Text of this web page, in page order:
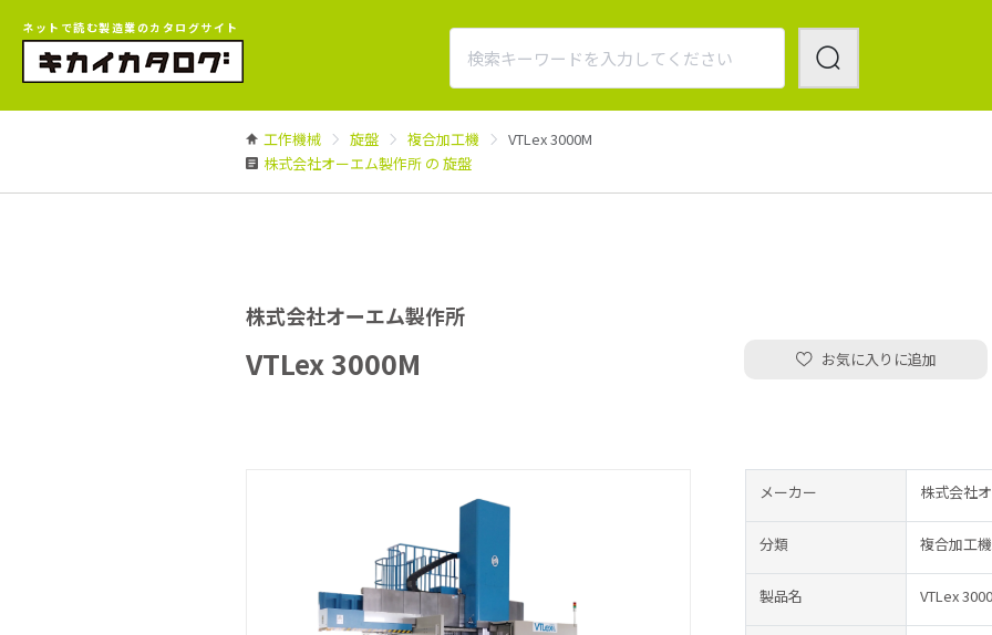
ネットで読む製造業のカタログサイト
工作機械 旋盤 複合加工機
VTLex 3000M
株式会社オーエム製作所 の 旋盤
株式会社オーエム製作所
VTLex 3000M お気に入りに追加
メーカー 株式会社
分類 複合加工機
製品名 VTLex